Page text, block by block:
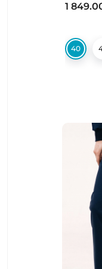
1
40